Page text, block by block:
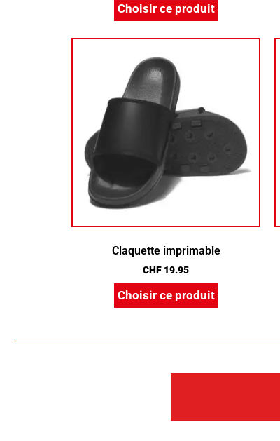
Choisir ce produit
Claquette imprimable
CHF 19.95
Choisir ce produit